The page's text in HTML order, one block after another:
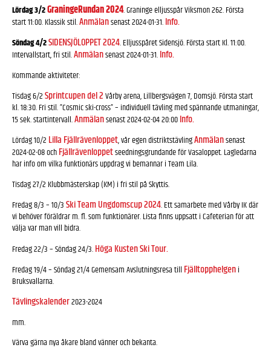
Lördag 3/2GraningeRundan 2024. Graninge elljusspår Viksmon 262. Första
start 11:00. Klassik stil.Anmälansenast 2024-01-31.Info.
Söndag 4/2SIDENSJÖLOPPET 2024. Elljusspåret Sidensjö. Första start Kl. 11:00.
Intervallstart, fri stil.Anmälansenast 2024-01-31.Info.
Kommande aktiviteter:
Tisdag 6/2Sprintcupen del 2Vårby arena, Lillbergsvägen 7, Domsjö. Första start
kl. 18:30. Fri stil. ”Cosmic ski-cross” – individuell tävling med spännande utmaningar,
15 sek. startintervall.Anmälansenast 2024-02-04 20:00Info.
Lördag 10/2 Lilla Fjällrävenloppet, vår egen distriktstävlingAnmälansenast
2024-02-08 ochFjällrävenloppetseedningsgrundande för Vasaloppet. Lagledarna
har info om vilka funktionärs uppdrag vi bemannar i Team Lila.
Tisdag 27/2 Klubbmästerskap (KM) i fri stil på Skyttis.
Fredag 8/3 – 10/3Ski Team Ungdomscup 2024. Ett samarbete med Vårby IK där
vi behöver föräldrar m. fl. som funktionärer. Lista finns uppsatt i Cafeterian för att
välja var man vill bidra.
Fredag 22/3 – Söndag 24/3.Höga Kusten Ski Tour.
Fredag 19/4 – Söndag 21/4 Gemensam Avslutningsresa till Fjälltopphelgeni
Bruksvallarna.
Tävlingskalender2023-2024
mm.
Värva gärna nya åkare bland vänner och bekanta.